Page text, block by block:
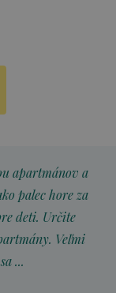
apartmánov a
palec hore za
deti. Určite
Veľmi
...